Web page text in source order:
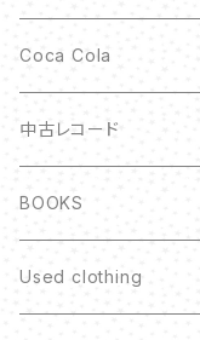
Coca Cola
中古レコード
BOOKS
Used clothing